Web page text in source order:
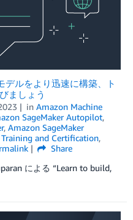
デルをより迅速に構築、ト
ましょう
in Amazon Machine
SageMaker Autopilot,
, Amazon SageMaker
Training and Certification,
Share
による “Learn to build,